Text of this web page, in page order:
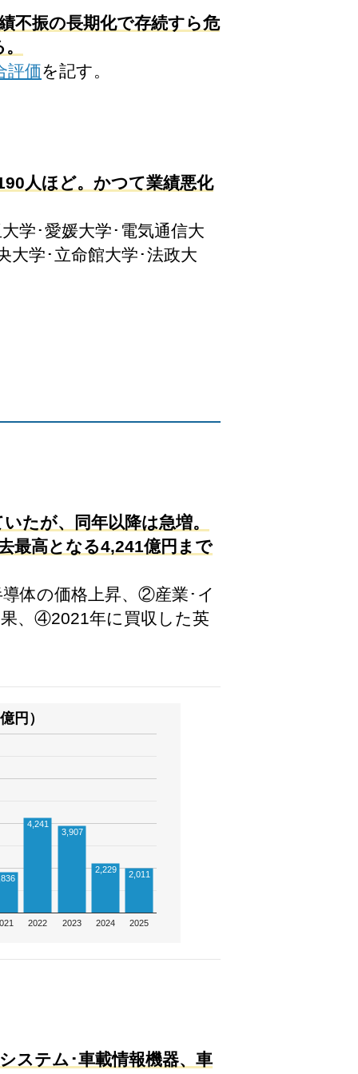
不振の長期化で存続すら危
評価を記す。
人ほど。かつて業績悪化
学･愛媛大学･電気通信大
大学･立命館大学･法政大
たが、同年以降は急増。
最高となる4,241億円まで
体の価格上昇、②産業･イ
、④2021年に買収した英
円）
2022 2023 2024 2025
4,241
3,907
2,229 2,011
ステム･車載情報機器、車